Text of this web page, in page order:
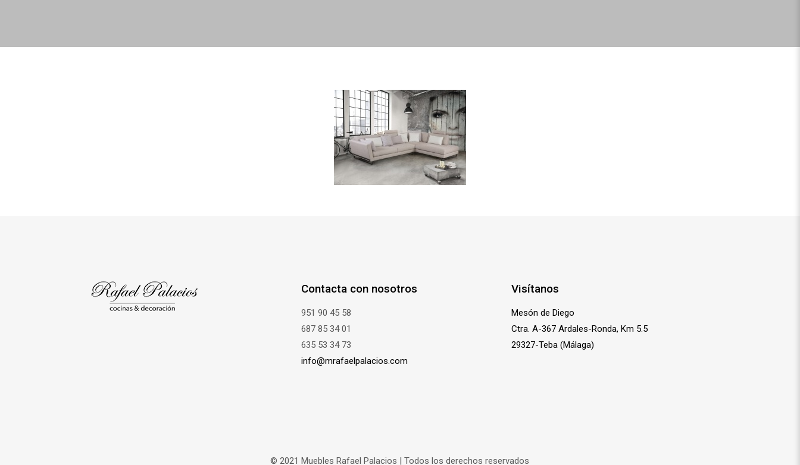
Contacta con nosotros
951 90 45 58
687 85 34 01
635 53 34 73
info@mrafaelpalacios.com
Visítanos
Mesón de Diego
Ctra. A-367 Ardales-Ronda, Km 5.5
29327-Teba (Málaga)
© 2021 Muebles Rafael Palacios | Todos los derechos reservados